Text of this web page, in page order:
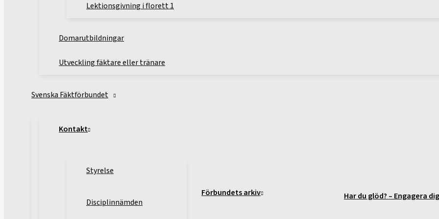
Lektionsgivning i florett 1
Domarutbildningar
Utveckling fäktare eller tränare
Svenska Fäktförbundet
Kontakt
Styrelse
Disciplinnämden
Förbundets arkiv Har du glöd? – Engagera